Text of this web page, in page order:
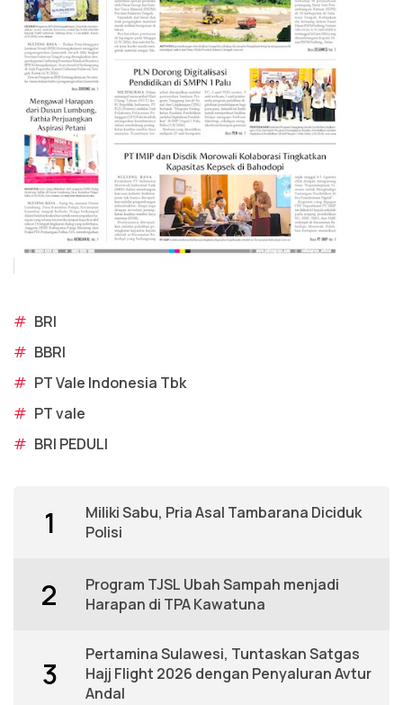
# BRI
# BBRI
# PT Vale Indonesia Tbk
# PT vale
# BRI PEDULI
1
Miliki Sabu, Pria Asal Tambarana Diciduk
Polisi
2
Program TJSL Ubah Sampah menjadi
Harapan di TPA Kawatuna
3
Pertamina Sulawesi, Tuntaskan Satgas
Hajj Flight 2026 dengan Penyaluran Avtur
Andal